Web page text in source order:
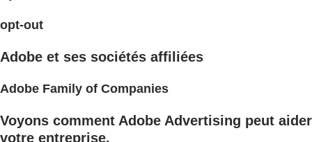
opt-out
Adobe et ses sociétés affiliées
Adobe Family of Companies
Voyons comment Adobe Advertising peut aider
votre entreprise.